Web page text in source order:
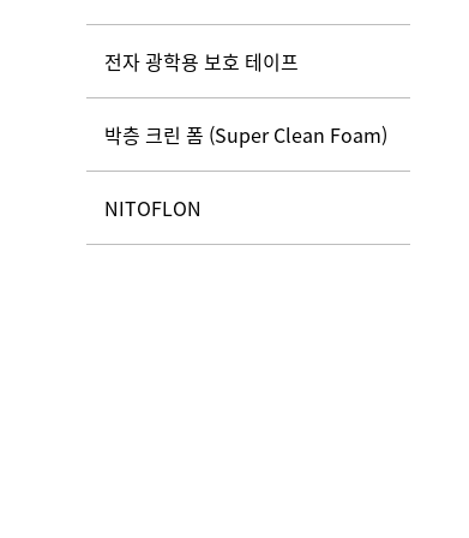
전자 광학용 보호 테이프
박층 크린 폼 (Super Clean Foam)
NITOFLON